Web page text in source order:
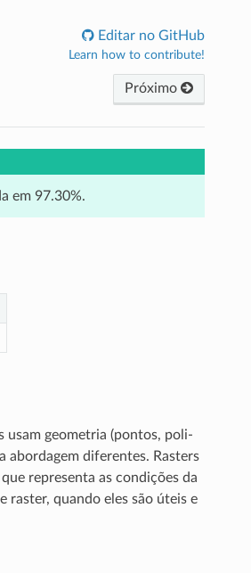
Editar no GitHub
Learn how to contribute!
Próximo
em 97.30%.
usam geometria (pontos, poli-
abordagem diferentes. Rasters
representa as condições da
raster, quando eles são úteis e